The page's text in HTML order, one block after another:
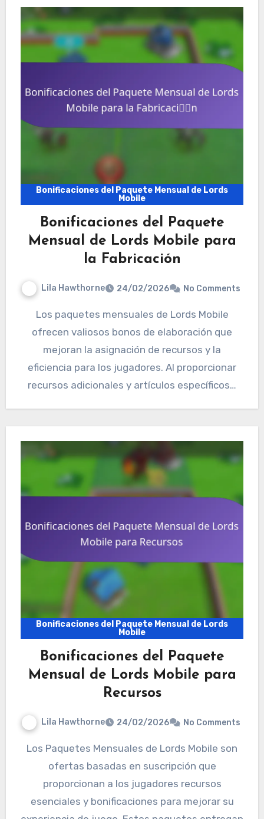
Bonificaciones del Paquete Mensual de Lords
Mobile
Bonificaciones del Paquete
Mensual de Lords Mobile para
la Fabricación
Lila Hawthorne 24/02/2026 No Comments
Los paquetes mensuales de Lords Mobile
ofrecen valiosos bonos de elaboración que
mejoran la asignación de recursos y la
eficiencia para los jugadores. Al proporcionar
recursos adicionales y artículos específicos…
Bonificaciones del Paquete Mensual de Lords
Mobile
Bonificaciones del Paquete
Mensual de Lords Mobile para
Recursos
Lila Hawthorne 24/02/2026 No Comments
Los Paquetes Mensuales de Lords Mobile son
ofertas basadas en suscripción que
proporcionan a los jugadores recursos
esenciales y bonificaciones para mejorar su